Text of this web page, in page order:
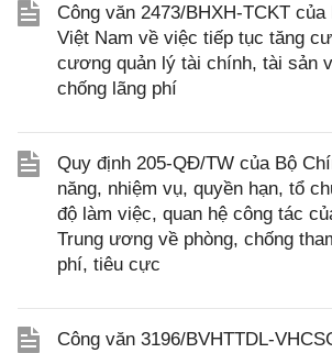
Công văn 2473/BHXH-TCKT của
Việt Nam về việc tiếp tục tăng
cương quản lý tài chính, tài sản
chống lãng phí
Quy định 205-QĐ/TW của Bộ
năng, nhiệm vụ, quyền hạn, tổ
độ làm việc, quan hệ công tác
Trung ương về phòng, chống
phí, tiêu cực
Công văn 3196/BVHTTDL-